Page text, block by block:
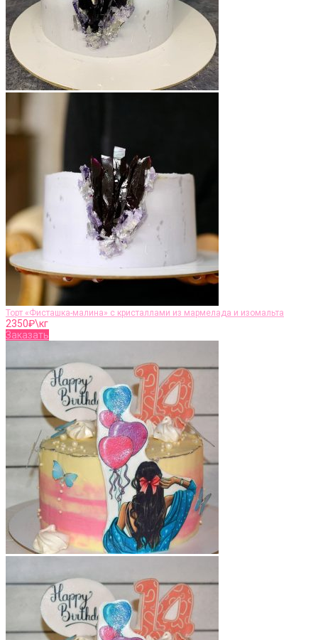
Торт «Фисташка-малина» с кристаллами из мармелада и изомальта
2350₽\кг
Заказать